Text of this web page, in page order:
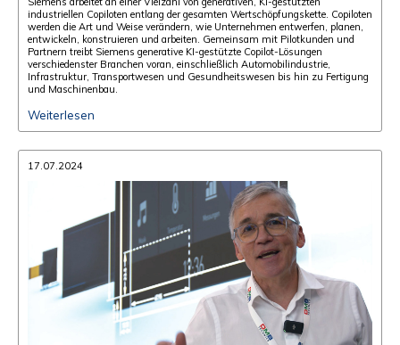
industriellen Copiloten entlang der gesamten Wertschöpfungskette. Copiloten
werden die Art und Weise verändern, wie Unternehmen entwerfen, planen,
entwickeln, konstruieren und arbeiten. Gemeinsam mit Pilotkunden und
Partnern treibt Siemens generative KI-gestützte Copilot-Lösungen
verschiedenster Branchen voran, einschließlich Automobilindustrie,
Infrastruktur, Transportwesen und Gesundheitswesen bis hin zu Fertigung
und Maschinenbau.
Weiterlesen
17.07.2024